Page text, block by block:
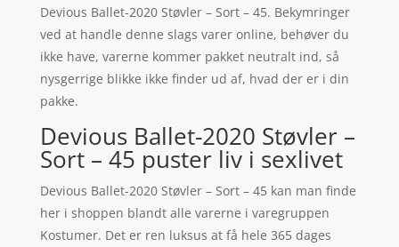
Devious Ballet-2020 Støvler – Sort – 45. Bekymringer
ved at handle denne slags varer online, behøver du
ikke have, varerne kommer pakket neutralt ind, så
nysgerrige blikke ikke finder ud af, hvad der er i din
pakke.
Devious Ballet-2020 Støvler –
Sort – 45 puster liv i sexlivet
Devious Ballet-2020 Støvler – Sort – 45 kan man finde
her i shoppen blandt alle varerne i varegruppen
Kostumer. Det er ren luksus at få hele 365 dages